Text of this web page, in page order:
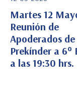
Ver Detalle
Martes 12
Reunión de
Apoderados de
Prekínder a 6°
a las 19:30 hrs.